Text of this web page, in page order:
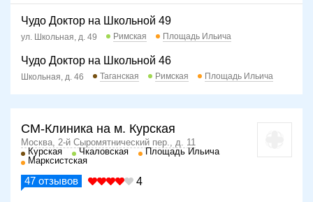
Чудо Доктор на Школьной 49
ул. Школьная, д. 49 Римская Площадь Ильича
Чудо Доктор на Школьной 46
Школьная, д. 46 Таганская Римская Площадь Ильича
СМ-Клиника на м. Курская
Москва, 2-й Сыромятнический пер., д. 11
Курская
Чкаловская
Площадь Ильича
Марксистская
47 отзывов 4